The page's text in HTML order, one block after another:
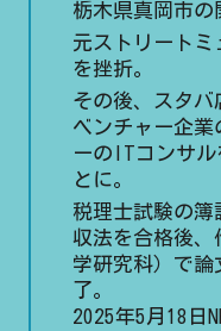
栃木県真岡市の
元ストリートミ
を挫折。
その後、スタ
ベンチャー企
ーのITコンサル
とに。
税理士試験の簿
収法を合格後、
学研究科）で論
了。
2025年5月18日